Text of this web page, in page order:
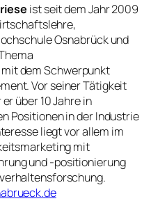
ist seit dem Jahr 2009
Osnabrück und
dem Schwerpunkt
Vor seiner Tätigkeit
über 10 Jahre in
Positionen in der Industrie
liegt vor allem im
mit
und -positionierung